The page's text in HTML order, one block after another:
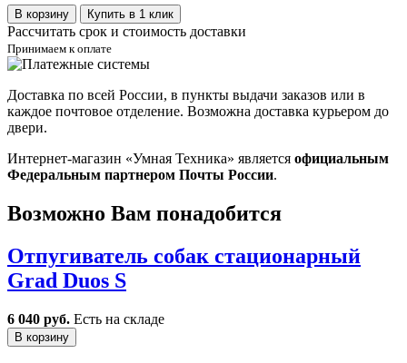
В корзину Купить в 1 клик
Рассчитать срок и стоимость доставки
Принимаем к оплате
Доставка по всей России, в пункты выдачи заказов или в
каждое почтовое отделение. Возможна доставка курьером до
двери.
Интернет-магазин «Умная Техника» является официальным
Федеральным партнером Почты России.
Возможно Вам понадобится
Отпугиватель собак стационарный
Grad Duos S
6 040 руб. Есть на складе
В корзину